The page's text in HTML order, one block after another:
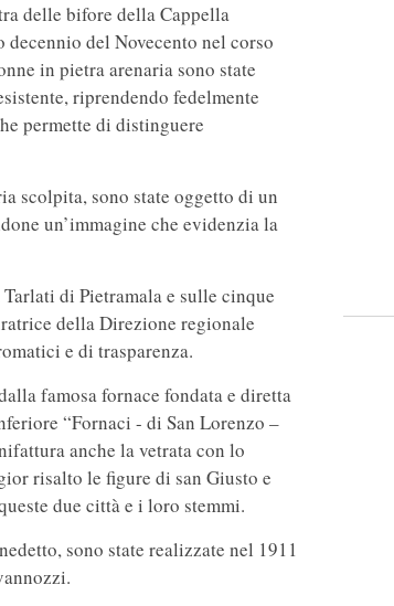
delle bifore della Cappella
decennio del Novecento nel corso
in pietra arenaria sono state
riprendendo fedelmente
permette di distinguere
scolpita, sono state oggetto di un
un’immagine che evidenzia la
di Pietramala e sulle cinque
della Direzione regionale
e di trasparenza.
famosa fornace fondata e diretta
“Fornaci - di San Lorenzo –
anche la vetrata con lo
risalto le figure di san Giusto e
due città e i loro stemmi.
sono state realizzate nel 1911